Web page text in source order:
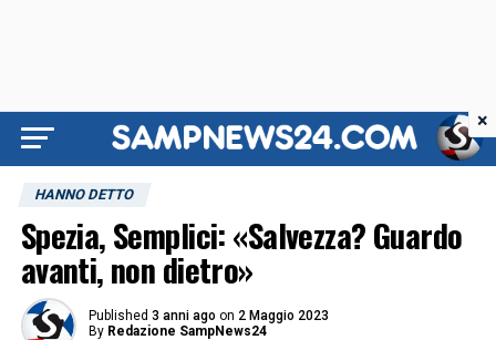
HANNO DETTO
Spezia, Semplici: «Salvezza? Guardo
avanti, non dietro»
Published 3 anni ago on 2 Maggio 2023
By Redazione SampNews24
×